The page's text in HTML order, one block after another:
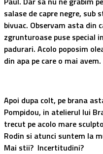
salase de capre negre, sub
bivuac. Observam asta din
zgrunturoase puse special
padurari. Acolo poposim
din apa pe care o mai avem.
Apoi dupa colt, pe brana
Pompidou, in atelierul lui
trecut pe acolo mare
Rodin si atunci suntem la
Mai stii? Incertitudini?